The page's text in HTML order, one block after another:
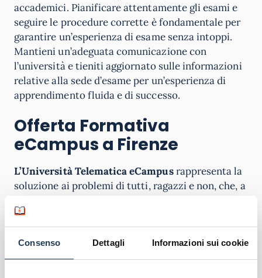
Consenso Dettagli Informazioni sui cookie
accademici. Pianificare attentamente gli esami e
seguire le procedure corrette è fondamentale per
garantire un’esperienza di esame senza intoppi.
Mantieni un’adeguata comunicazione con
l’università e tieniti aggiornato sulle informazioni
relative alla sede d’esame per un’esperienza di
apprendimento fluida e di successo.
Offerta Formativa
eCampus a Firenze
L’Università Telematica eCampusrappresenta la
soluzione ai problemi di tutti, ragazzi e non, che, a
a rinunciare al conseguimento della laurea. Grazie
ai corsi online eCampus, del tutto equivalenti a
quelli “in presenza”, e grazie alla piattaforma e-
learning, attiva 24 ore su 24, è possibile seguire le